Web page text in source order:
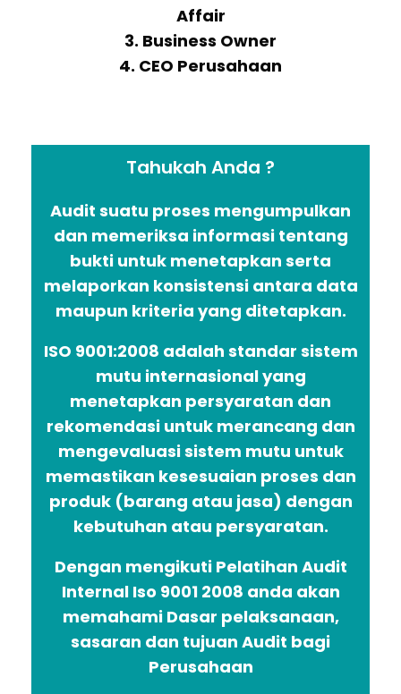
Affair
3. Business Owner
4. CEO Perusahaan
Tahukah Anda ?
Audit suatu proses mengumpulkan
dan memeriksa informasi tentang
bukti untuk menetapkan serta
melaporkan konsistensi antara data
maupun kriteria yang ditetapkan.
ISO 9001:2008 adalah standar sistem
mutu internasional yang
menetapkan persyaratan dan
rekomendasi untuk merancang dan
mengevaluasi sistem mutu untuk
memastikan kesesuaian proses dan
produk (barang atau jasa) dengan
kebutuhan atau persyaratan.
Dengan mengikuti Pelatihan Audit
Internal Iso 9001 2008 anda akan
memahami Dasar pelaksanaan,
sasaran dan tujuan Audit bagi
Perusahaan